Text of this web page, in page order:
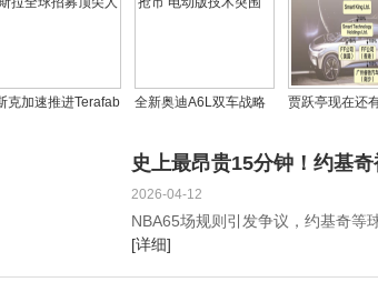
克加速推进Terafab
募顶尖人才
全新奥迪A6L双车战略
电动版技术突围
贾跃亭现在还
部图
史上最昂贵15分钟！约基
2026-04-12
NBA65场规则引发争议，约基奇等
[详细]